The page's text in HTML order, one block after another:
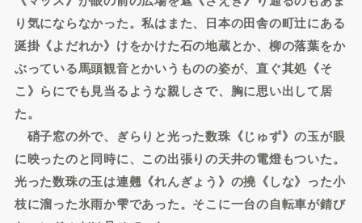
り気にならなかった。私はまた、日本の田舎の町辻にある
涎掛《よだれか》けをかけた石の地蔵とか、柳の落葉をか
ぶっている馬頭観音とかいうものの姿が、直ぐ其処《そ
こ》らにでも見当るような親しさで、胸に思い出して居
た。
硝子窓の外で、ぎらりと光った数珠《じゅず》の玉が眼
に映ったのと同時に、この出張りの天井の電燈もついた。
光った数珠の玉は連翹《れんぎょう》の撓《しな》った小
枝に溜った氷雨か雫であった。そこに一台の自転車が錆び